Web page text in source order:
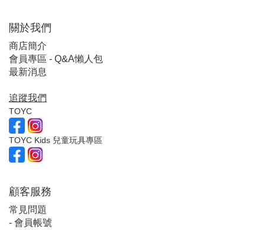
關於我們
商店簡介
會員專區 - Q&A懶人包
最新消息
追蹤我們
TOYC
TOYC Kids 兒童玩具專區
顧客服務
常見問題
- 會員帳號